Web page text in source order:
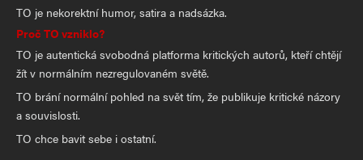
TO je nekorektní humor, satira a nadsázka.
Proč TO vzniklo?
TO je autentická svobodná platforma kritických autorů, kteří chtějí
žít v normálním nezregulovaném světě.
TO brání normální pohled na svět tím, že publikuje kritické názory
a souvislosti.
TO chce bavit sebe i ostatní.